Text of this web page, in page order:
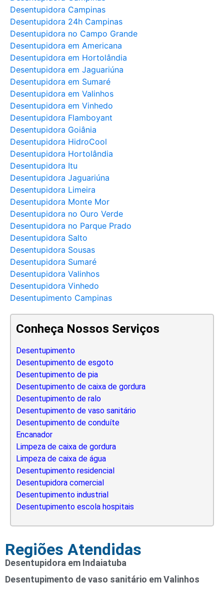
Desentupidora Campinas
Desentupidora 24h Campinas
Desentupidora no Campo Grande
Desentupidora em Americana
Desentupidora em Hortolândia
Desentupidora em Jaguariúna
Desentupidora em Sumaré
Desentupidora em Valinhos
Desentupidora em Vinhedo
Desentupidora Flamboyant
Desentupidora Goiânia
Desentupidora HidroCool
Desentupidora Hortolândia
Desentupidora Itu
Desentupidora Jaguariúna
Desentupidora Limeira
Desentupidora Monte Mor
Desentupidora no Ouro Verde
Desentupidora no Parque Prado
Desentupidora Salto
Desentupidora Sousas
Desentupidora Sumaré
Desentupidora Valinhos
Desentupidora Vinhedo
Desentupimento Campinas
Conheça Nossos Serviços
Desentupimento
Desentupimento de esgoto
Desentupimento de pia
Desentupimento de caixa de gordura
Desentupimento de ralo
Desentupimento de vaso sanitário
Desentupimento de conduíte
Encanador
Limpeza de caixa de gordura
Limpeza de caixa de água
Desentupimento residencial
Desentupidora comercial
Desentupimento industrial
Desentupimento escola hospitais
Regiões Atendidas
Desentupidora em Indaiatuba
Desentupimento de vaso sanitário em Valinhos